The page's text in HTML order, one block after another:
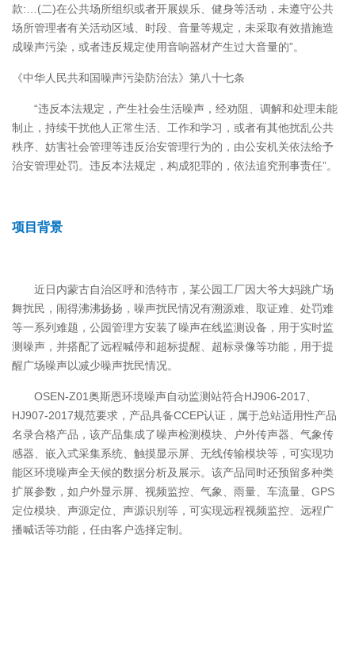
款:…(二)在公共场所组织或者开展娱乐、健身等活动，未遵守公共
场所管理者有关活动区域、时段、音量等规定，未采取有效措施造
成噪声污染，或者违反规定使用音响器材产生过大音量的”。
《中华人民共和国噪声污染防治法》第八十七条
“违反本法规定，产生社会生活噪声，经劝阻、调解和处理未能
制止，持续干扰他人正常生活、工作和学习，或者有其他扰乱公共
秩序、妨害社会管理等违反治安管理行为的，由公安机关依法给予
治安管理处罚。违反本法规定，构成犯罪的，依法追究刑事责任”。
项目背景
近日内蒙古自治区呼和浩特市，某公园工厂因大爷大妈跳广场
舞扰民，闹得沸沸扬扬，噪声扰民情况有溯源难、取证难、处罚难
等一系列难题，公园管理方安装了噪声在线监测设备，用于实时监
测噪声，并搭配了远程喊停和超标提醒、超标录像等功能，用于提
醒广场噪声以减少噪声扰民情况。
OSEN-Z01奥斯恩环境噪声自动监测站符合HJ906-2017、
HJ907-2017规范要求，产品具备CCEP认证，属于总站适用性产品
名录合格产品，该产品集成了噪声检测模块、户外传声器、气象传
感器、嵌入式采集系统、触摸显示屏、无线传输模块等，可实现功
能区环境噪声全天候的数据分析及展示。该产品同时还预留多种类
扩展参数，如户外显示屏、视频监控、气象、雨量、车流量、GPS
定位模块、声源定位、声源识别等，可实现远程视频监控、远程广
播喊话等功能，任由客户选择定制。